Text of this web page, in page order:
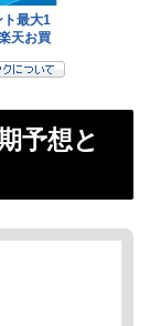
予想と